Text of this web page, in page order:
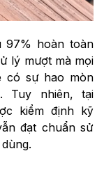
97% hoàn toàn
lý mượt mà mọi
có sự hao mòn
Tuy nhiên, tại
kiểm định kỹ
đạt chuẩn sử